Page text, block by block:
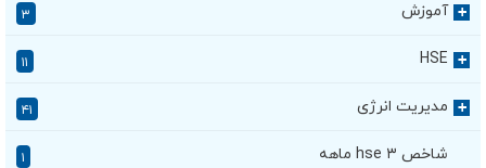
+ آموزش ۳
+
HSE
+ مدیریت انرژی ۴۱
شاخص hse ۳ ماهه